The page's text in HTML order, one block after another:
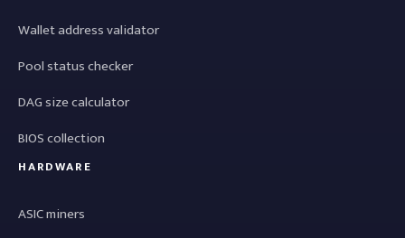
Wallet address validator
Pool status checker
DAG size calculator
BIOS collection
HARDWARE
ASIC miners